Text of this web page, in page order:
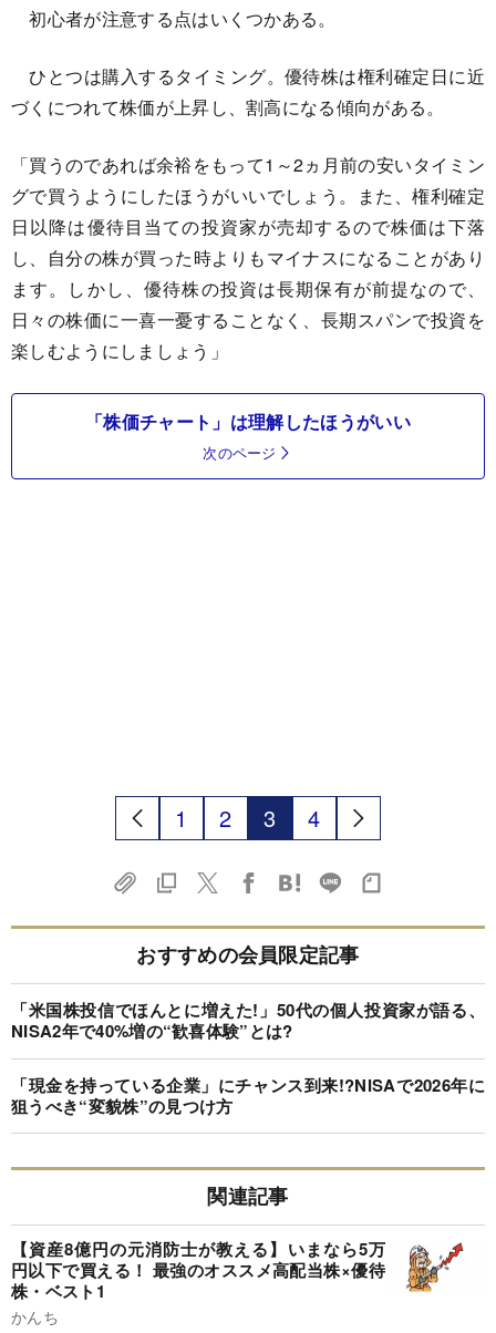
初心者が注意する点はいくつかある。
ひとつは購入するタイミング。優待株は権利確定日に近
づくにつれて株価が上昇し、割高になる傾向がある。
「買うのであれば余裕をもって1～2ヵ月前の安いタイミン
グで買うようにしたほうがいいでしょう。また、権利確定
日以降は優待目当ての投資家が売却するので株価は下落
し、自分の株が買った時よりもマイナスになることがあり
ます。しかし、優待株の投資は長期保有が前提なので、
日々の株価に一喜一憂することなく、長期スパンで投資を
楽しむようにしましょう」
「株価チャート」は理解したほうがいい
次のページ
1 2 3 4
おすすめの会員限定記事
「米国株投信でほんとに増えた!」50代の個人投資家が語る、
NISA2年で40%増の“歓喜体験”とは?
「現金を持っている企業」にチャンス到来!?NISAで2026年に
狙うべき“変貌株”の見つけ方
関連記事
【資産8億円の元消防士が教える】いまなら5万
円以下で買える！ 最強のオススメ高配当株×優待
株・ベスト1
かんち